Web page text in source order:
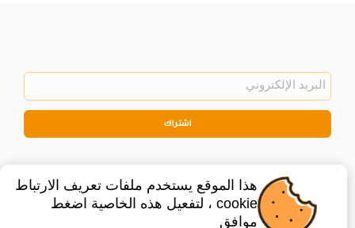
اشتراك
هذا الموقع يستخدم ملفات تعريف الارتباط
cookie ، لتفعيل هذه الخاصية اضغط
موافق